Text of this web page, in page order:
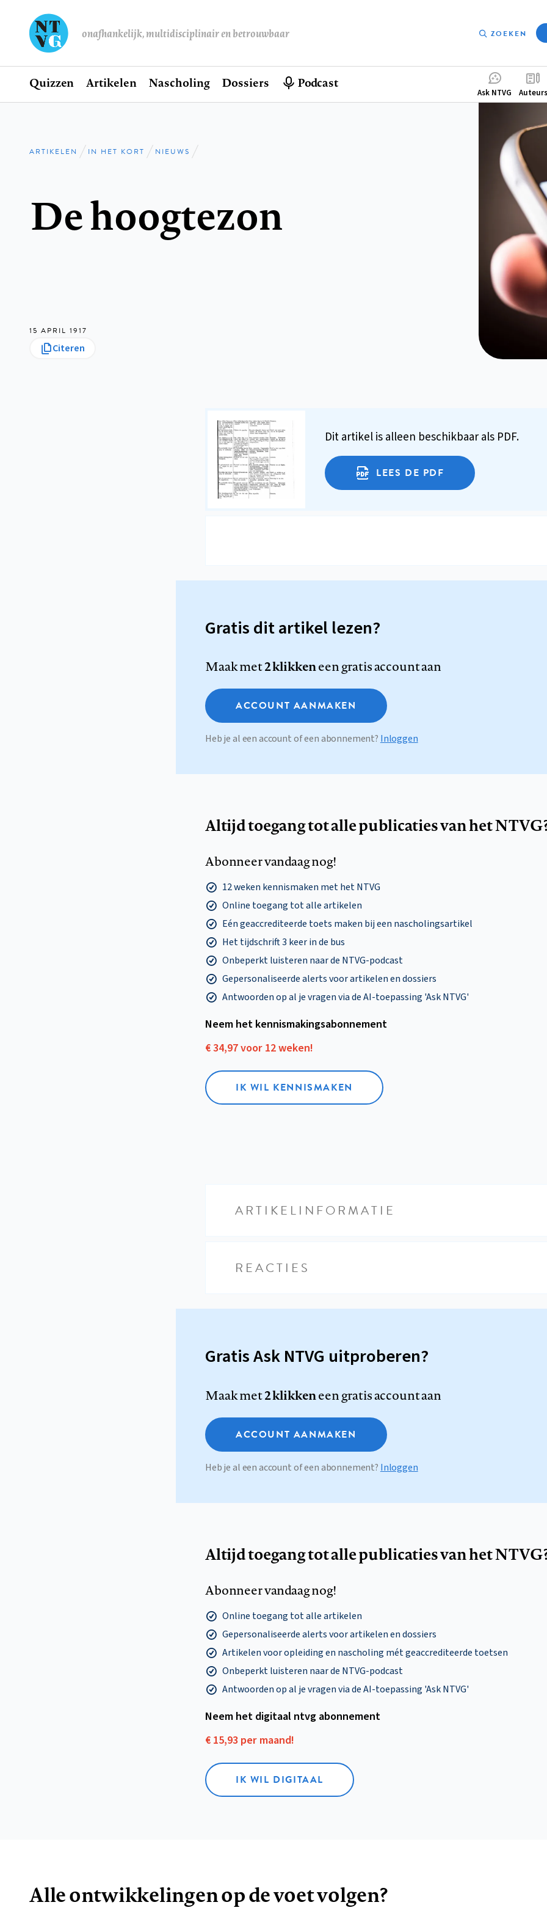
onafhankelijk, multidisciplinair en betrouwbaar ZOEKEN
Hoofdnavigatie
Home
Quizzen Artikelen Nascholing Dossiers Podcast
Ask NTVG Auteurs
Kruimelpad
ARTIKELEN IN HET KORT NIEUWS
De hoogtezon
15 APRIL 1917
Citeren
Dit artikel is alleen beschikbaar als PDF.
LEES DE PDF
Gratis dit artikel lezen?
Maak met2 klikkeneen gratis account aan
ACCOUNT AANMAKEN
Heb je al een account of een abonnement? Inloggen
Altijd toegang tot alle publicaties van het
Abonneer vandaag nog!
12 weken kennismaken met het NTVG
Online toegang tot alle artikelen
Eén geaccrediteerde toets maken bij een nascholingsartikel
Het tijdschrift 3 keer in de bus
Onbeperkt luisteren naar de NTVG-podcast
Gepersonaliseerde alerts voor artikelen en dossiers
Antwoorden op al je vragen via de AI-toepassing 'Ask NTVG'
Neem het kennismakings­abonnement
€ 34,97 voor 12 weken!
IK WIL KENNISMAKEN
ARTIKELINFORMATIE
REACTIES
Gratis Ask NTVG uitproberen?
Maak met2 klikkeneen gratis account aan
ACCOUNT AANMAKEN
Heb je al een account of een abonnement? Inloggen
Altijd toegang tot alle publicaties van het
Abonneer vandaag nog!
Online toegang tot alle artikelen
Gepersonaliseerde alerts voor artikelen en dossiers
Artikelen voor opleiding en nascholing mét geaccrediteerde toetsen
Onbeperkt luisteren naar de NTVG-podcast
Antwoorden op al je vragen via de AI-toepassing 'Ask NTVG'
Neem het digitaal ntvg abonnement
€ 15,93 per maand!
IK WIL DIGITAAL
Alle ontwikkelingen op de voet volgen?